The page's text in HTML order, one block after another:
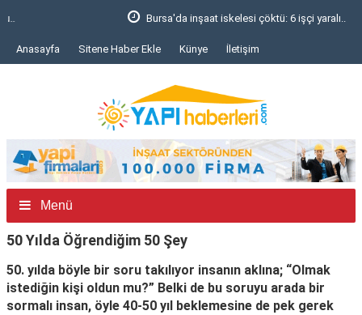
Bursa'da inşaat iskelesi çöktü: 6 işçi yaralı..
Anasayfa Sitene Haber Ekle Künye İletişim
Menü
50 Yılda Öğrendiğim 50 Şey
50. yılda böyle bir soru takılıyor insanın aklına; “Olmak
istediğin kişi oldun mu?” Belki de bu soruyu arada bir
sormalı insan, öyle 40-50 yıl beklemesine de pek gerek